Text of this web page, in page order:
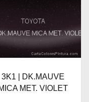
3K1 | DK.MAUVE
MET. VIOLET